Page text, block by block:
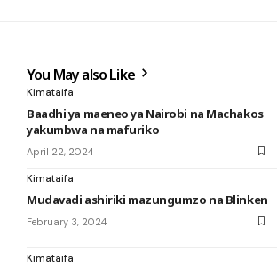
You May also Like
Kimataifa
Baadhi ya maeneo ya Nairobi na Machakos
yakumbwa na mafuriko
April 22, 2024
Kimataifa
Mudavadi ashiriki mazungumzo na Blinken
February 3, 2024
Kimataifa